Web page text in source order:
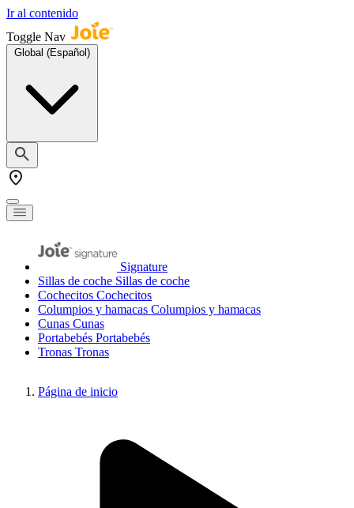
Ir al contenido
Toggle Nav
Global (Español)
Signature
Sillas de coche Sillas de coche
Cochecitos Cochecitos
Columpios y hamacas Columpios y hamacas
Cunas Cunas
Portabebés Portabebés
Tronas Tronas
Página de inicio